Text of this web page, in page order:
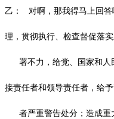
乙： 对啊，那我得马上回答
理，贯彻执行、检查督促落
署不力，给党、国家和人
接责任者和领导责任者，给
者严重警告处分；造成重